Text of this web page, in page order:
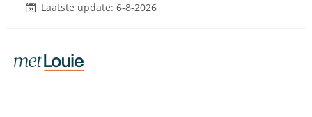
Laatste update: 6-8-2026